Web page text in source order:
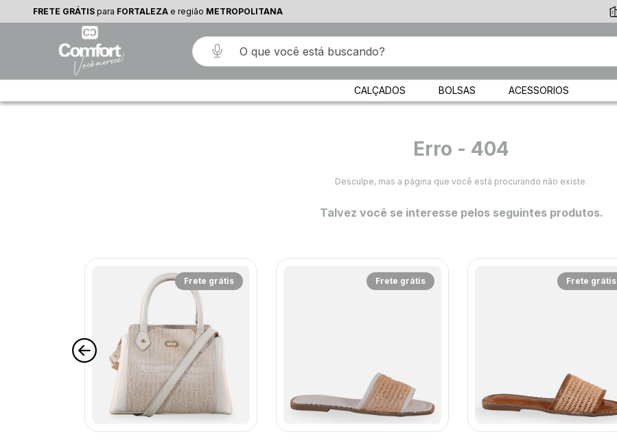
FRETE GRÁTIS para FORTALEZA e região METROPOLITANA
CALÇADOS BOLSAS ACESSORIOS
Erro - 404
Desculpe, mas a página que você está procurando não existe.
Talvez você se interesse pelos seguintes produtos.
Frete grátis Frete grátis Frete grátis